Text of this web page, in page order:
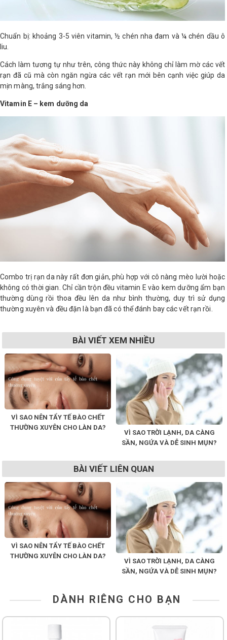
Chuẩn bị: khoảng 3-5 viên vitamin, ½ chén nha đam và ¼ chén dầu ô
liu.
Cách làm tương tự như trên, công thức này không chỉ làm mờ các vết
rạn đã cũ mà còn ngăn ngừa các vết rạn mới bên cạnh việc giúp da
mịn màng, trắng sáng hơn.
Vitamin E – kem dưỡng da
Combo trị rạn da này rất đơn giản, phù hợp với cô nàng mèo lười hoặc
không có thời gian. Chỉ cần trộn đều vitamin E vào kem dưỡng ẩm bạn
thường dùng rồi thoa đều lên da như bình thường, duy trì sử dụng
thường xuyên và đều đặn là bạn đã có thể đánh bay các vết rạn rồi.
BÀI VIẾT XEM NHIỀU
VÌ SAO NÊN TẨY TẾ BÀO CHẾT
THƯỜNG XUYÊN CHO LÀN DA?
VÌ SAO TRỜI LẠNH, DA CÀNG
SẦN, NGỨA VÀ DỄ SINH MỤN?
BÀI VIẾT LIÊN QUAN
VÌ SAO NÊN TẨY TẾ BÀO CHẾT
THƯỜNG XUYÊN CHO LÀN DA?
VÌ SAO TRỜI LẠNH, DA CÀNG
SẦN, NGỨA VÀ DỄ SINH MỤN?
DÀNH RIÊNG CHO BẠN